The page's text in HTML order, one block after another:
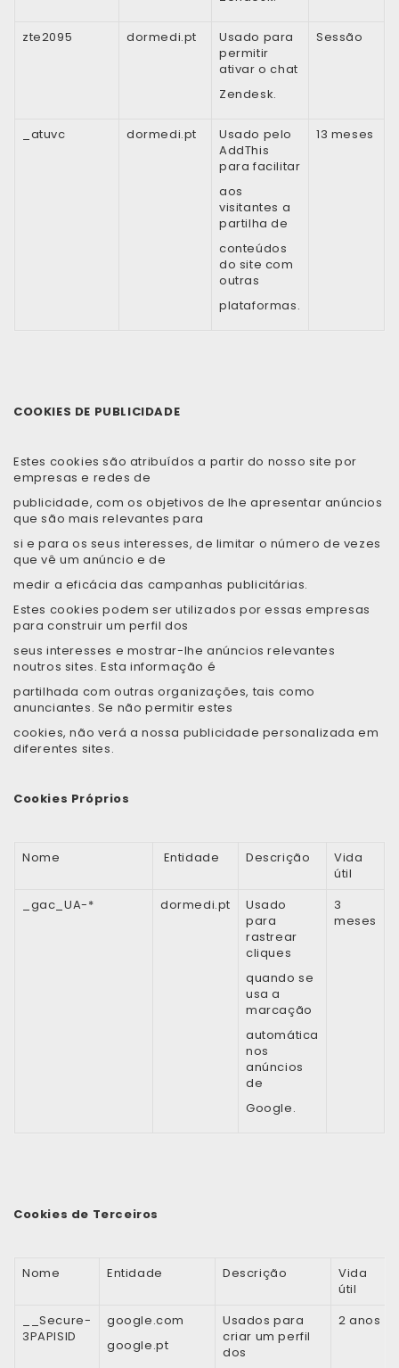
zte2095 dormedi.pt
Usado para
permitir
ativar o chat
Zendesk.
Sessão
_atuvc dormedi.pt
Usado pelo
AddThis
para facilitar
aos
visitantes a
partilha de
conteúdos
do site com
outras
plataformas.
13 meses
COOKIES DE PUBLICIDADE
Estes cookies são atribuídos a partir do nosso site por
empresas e redes de
publicidade, com os objetivos de lhe apresentar anúncios
que são mais relevantes para
si e para os seus interesses, de limitar o número de vezes
que vê um anúncio e de
medir a eficácia das campanhas publicitárias.
Estes cookies podem ser utilizados por essas empresas
para construir um perfil dos
seus interesses e mostrar-lhe anúncios relevantes
noutros sites. Esta informação é
partilhada com outras organizações, tais como
anunciantes. Se não permitir estes
cookies, não verá a nossa publicidade personalizada em
diferentes sites.
Cookies Próprios
Nome Entidade Descrição
Vida
útil
_gac_UA-*
dormedi.pt
Usado
para
rastrear
cliques
quando se
usa a
marcação
automática
nos
anúncios
de
Google.
3
meses
Cookies de Terceiros
Nome Entidade Descrição
Vida
útil
__Secure-
3PAPISID
google.com
google.pt
Usados para
criar um perfil
dos
2 anos